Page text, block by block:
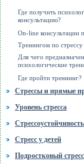
Где получить
консультацию?
On-line консультации
Тренингом по стрессу
Для чего
психологические
Где пройти треннинг?
Стрессы и прямые
Уровень стресса
Стрессоустойчивость
Стресс у детей
Подростковый стресс